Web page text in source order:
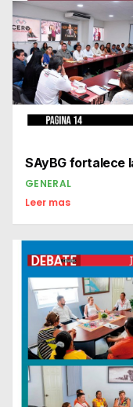
SAyBG fortalece
GENERAL
Leer mas